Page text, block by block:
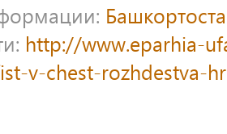
http://www.eparhia-
v-chest-rozhdestva-